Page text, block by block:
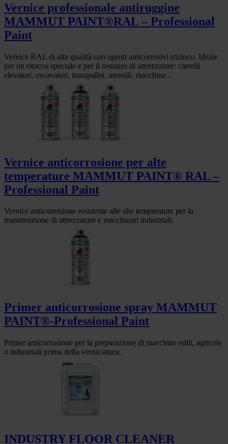
Vernice professionale antiruggine
MAMMUT PAINT®RAL – Professional
Paint
Vernice RAL di alta qualità con agenti anticorrosivi trizinco. Ideale
per un ritocco speciale e per il restauro di attrezzature: carrelli
elevatori, escavatori, transpallet, utensili, macchine...
Vernice anticorrosione per alte
temperature MAMMUT PAINT® RAL –
Professional Paint
Vernice anticorrosione resistente alle alte temperature per la
manutenzione di attrezzature e macchinari industriali.
Primer anticorrosione spray MAMMUT
PAINT®-Professional Paint
Primer anticorrosione per la preparazione di macchine edili, agricole
o industriali prima della verniciatura.
INDUSTRY FLOOR CLEANER